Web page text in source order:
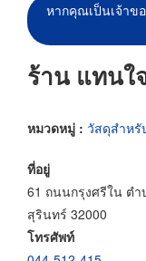
หากคุณเป็นเจ้าข
ร้าน แทนใ
หมวดหมู่ : วัสดุสำหรั
ที่อยู่
61 ถนนกรุงศรีใน ตำ
สุรินทร์ 32000
โทรศัพท์